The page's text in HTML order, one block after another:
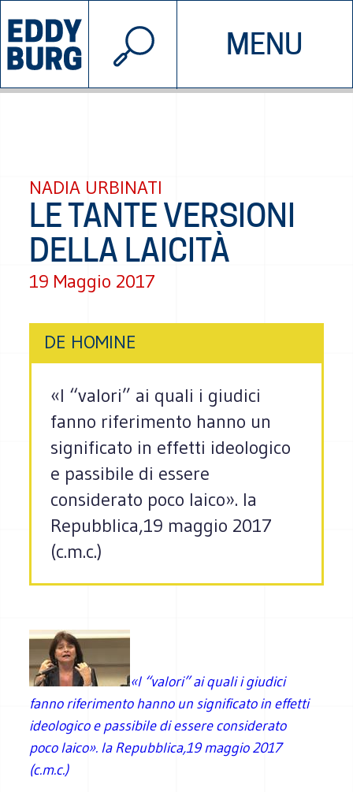
MENU
INIZIATIVE CHI SIAMO
© 2026 EDDYBURG
NADIA URBINATI
LE TANTE VERSIONI
DELLA LAICITÀ
19 Maggio 2017
DE HOMINE
«I “valori” ai quali i giudici
fanno riferimento hanno un
significato in effetti ideologico
e passibile di essere
considerato poco laico». la
Repubblica,19 maggio 2017
(c.m.c.)
«I “valori” ai quali i giudici
fanno riferimento hanno un significato in effetti
ideologico e passibile di essere considerato
poco laico». la Repubblica,19 maggio 2017
(c.m.c.)